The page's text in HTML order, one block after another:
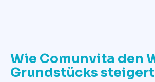
Wie Comunvita den
Grundstücks steigert